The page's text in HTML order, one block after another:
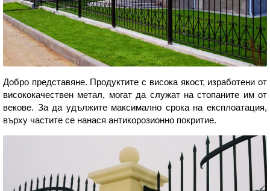
Добро представяне. Продуктите с висока якост, изработени от
висококачествен метал, могат да служат на стопаните им от
векове. За да удължите максимално срока на експлоатация,
върху частите се нанася антикорозионно покритие.